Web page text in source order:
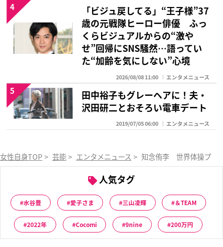
「ビジュ戻してる」“王子様”37
歳の元戦隊ヒーロー俳優 ふっ
くらビジュアルからの“激や
せ”回帰にSNS騒然…語ってい
た“加齢を気にしない”心境
2026/08/08 11:00 エンタメニュース
4
田中裕子もグレーヘアに！夫・
沢田研二とおそろい電車デート
2019/07/05 06:00 エンタメニュース
5
女性自身TOP > 芸能 > エンタメニュース > 知念侑李 世界体操プレ
人気タグ
水谷豊 愛子さま 三山凌輝 ＆TEAM
2022年 Cocomi 9nine 200万円